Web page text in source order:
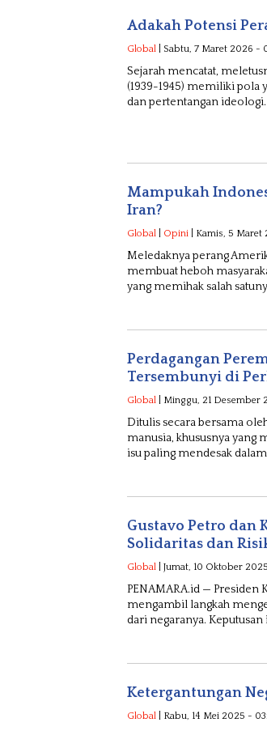
Adakah Potensi
Global | Sabtu, 7 Maret 2026 -
Sejarah mencatat,
(1939-1945) memiliki pola
dan pertentangan
Mampukah
Iran?
Global Opini | Kamis, 5
Meledaknya perang
membuat heboh
yang memihak salah
Perdagangan
Tersembunyi di
Global | Minggu, 21 Desember
Ditulis secara bersama
manusia, khususnya yang
isu paling mendesak
Gustavo Petro dan
Solidaritas dan
Global | Jumat, 10 Oktober
PENAMARA.id — Presiden
mengambil langkah
dari negaranya.
Ketergantungan
Global | Rabu, 14 Mei 2025 -